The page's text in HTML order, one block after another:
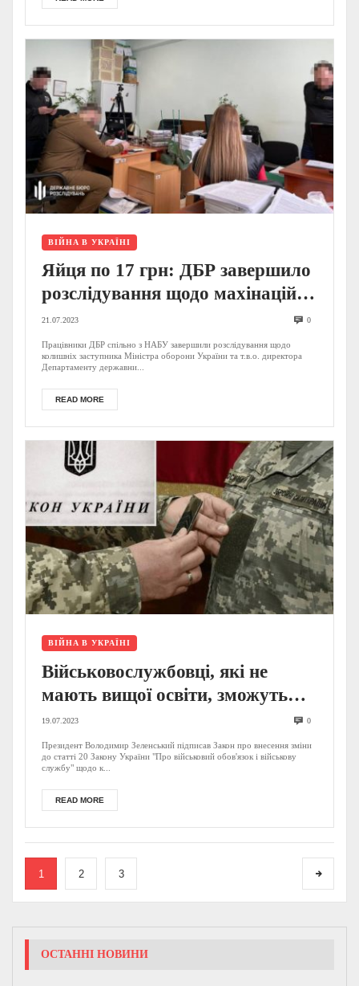
ВІЙНА В УКРАЇНІ
Яйця по 17 грн: ДБР завершило
розслідування щодо махінацій з
харчуванням ЗСУ (ФОТО)
21.07.2023 0
Працівники ДБР спільно з НАБУ завершили розслідування щодо
колишніх заступника Міністра оборони України та т.в.о. директора
Департаменту державни...
READ MORE
ВІЙНА В УКРАЇНІ
Військовослужбовці, які не
мають вищої освіти, зможуть
отримати молодше офіцерське
звання: Закон підписано
Президентом
19.07.2023 0
Президент Володимир Зеленський підписав Закон про внесення зміни
до статті 20 Закону України "Про військовий обов'язок і військову
службу" щодо к...
READ MORE
1 2 3
ОСТАННІ НОВИНИ